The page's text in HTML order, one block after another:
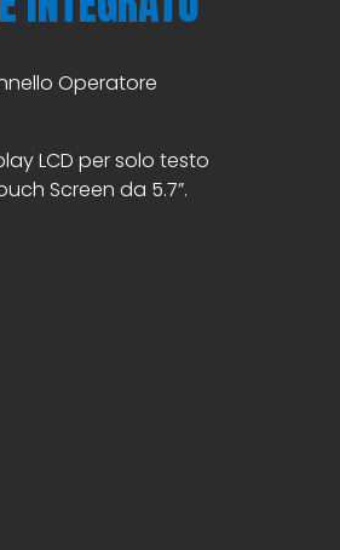
Operatore
LCD per solo testo
Screen da 5.7”.